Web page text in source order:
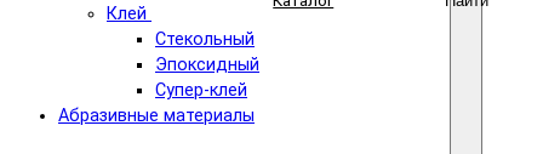
Клей
Стекольный
Эпоксидный
Супер-клей
Абразивные материалы